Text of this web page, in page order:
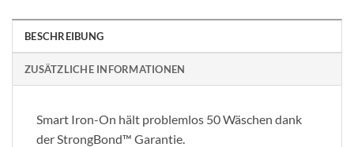
BESCHREIBUNG
ZUSÄTZLICHE INFORMATIONEN
Smart Iron-On hält problemlos 50 Wäschen dank
der StrongBond™ Garantie.